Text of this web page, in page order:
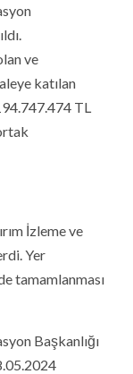
ve
katılan
TL
İzleme ve
Yer
tamamlanması
Başkanlığı